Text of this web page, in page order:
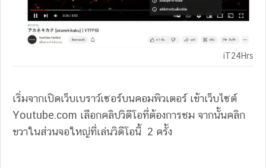
iT24Hrs
เริ่มจากเปิดเว็บเบราว์เซอร์บนคอมพิวเตอร์ เข้าเว็บไซต์
Youtube.com เลือกคลิปวิดีโอที่ต้องการชม จากนั้นคลิก
ขวาในส่วนจอใหญ่ที่เล่นวิดีโอนี้ 2 ครั้ง